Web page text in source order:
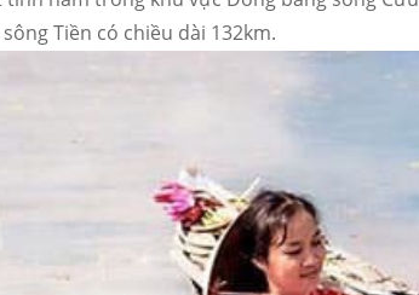
Tiền có chiều dài 132km.